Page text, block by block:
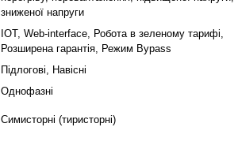
зниженої напруги
IOT, Web-interface, Робота в зеленому тарифі,
Розширена гарантія, Режим Bypass
Підлогові, Навісні
Однофазні
Симисторні (тиристорні)